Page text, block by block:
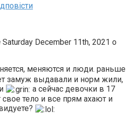
Saturday December 11th, 2021 о
меняются и люди. раньше
замуж выдавали и норм жили,
а сейчас девочки в 17
тело и все прям ахают и